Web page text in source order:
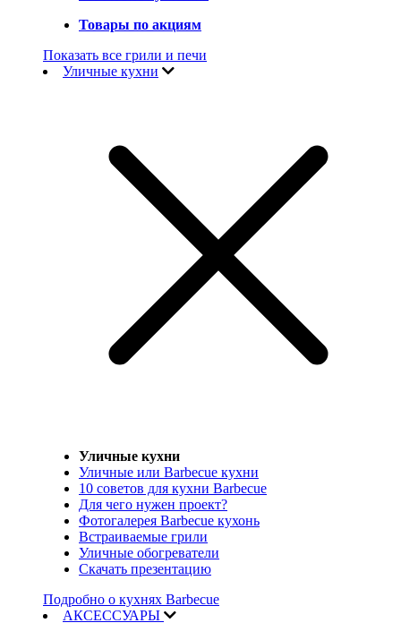
Товары по акциям
Показать все грили и печи
Уличные кухни
Уличные кухни
Уличные или Barbecue кухни
10 советов для кухни Barbecue
Для чего нужен проект?
Фотогалерея Barbecue кухонь
Встраиваемые грили
Уличные обогреватели
Скачать презентацию
Подробно о кухнях Barbecue
АКСЕССУАРЫ